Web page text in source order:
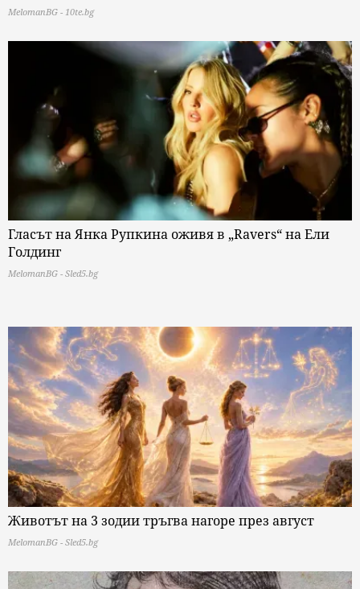
MelomanBG - 10te.bg
Гласът на Янка Рупкина оживя в „Ravers“ на Ели
Голдинг
MelomanBG - Sled5.bg
Животът на 3 зодии тръгва нагоре през август
MelomanBG - Sled5.bg